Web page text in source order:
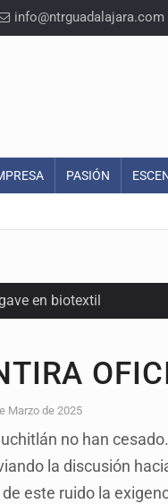
info@ntrguadalajara.com
PASIÓN
en biotextil
eliminar la
de 32 fosas
el Siapa
Marzo de 2025
no han
la discusión
este ruido la